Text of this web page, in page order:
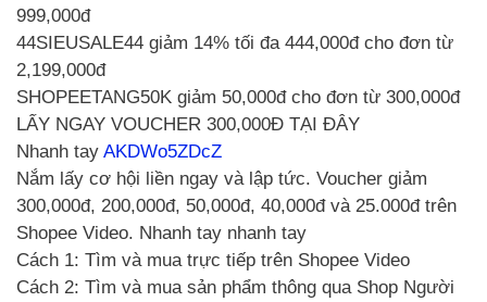
999,000đ
44SIEUSALE44 giảm 14% tối đa 444,000đ cho đơn từ
2,199,000đ
SHOPEETANG50K giảm 50,000đ cho đơn từ 300,000đ
LẤY NGAY VOUCHER 300,000Đ TẠI ĐÂY
Nhanh tay AKDWo5ZDcZ
Nắm lấy cơ hội liền ngay và lập tức. Voucher giảm
300,000đ, 200,000đ, 50,000đ, 40,000đ và 25.000đ trên
Shopee Video. Nhanh tay nhanh tay
Cách 1: Tìm và mua trực tiếp trên Shopee Video
Cách 2: Tìm và mua sản phẩm thông qua Shop Người